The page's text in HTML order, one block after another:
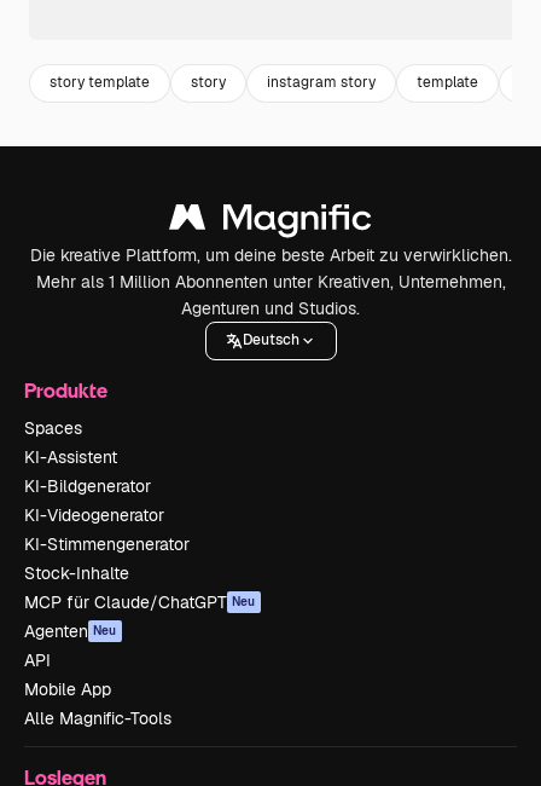
story template story instagram story template
Die kreative Plattform, um deine beste Arbeit zu verwirklichen.
Mehr als 1 Million Abonnenten unter Kreativen, Unternehmen,
Agenturen und Studios.
Deutsch
Produkte
Spaces
KI-Assistent
KI-Bildgenerator
KI-Videogenerator
KI-Stimmengenerator
Stock-Inhalte
MCP für Claude/ChatGPT Neu
Agenten Neu
API
Mobile App
Alle Magnific-Tools
Loslegen